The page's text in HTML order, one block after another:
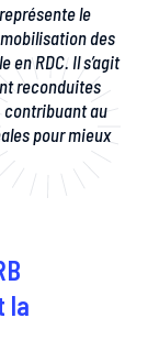
le
des
RDC. Il s’agit
reconduites
contribuant au
pour mieux
la